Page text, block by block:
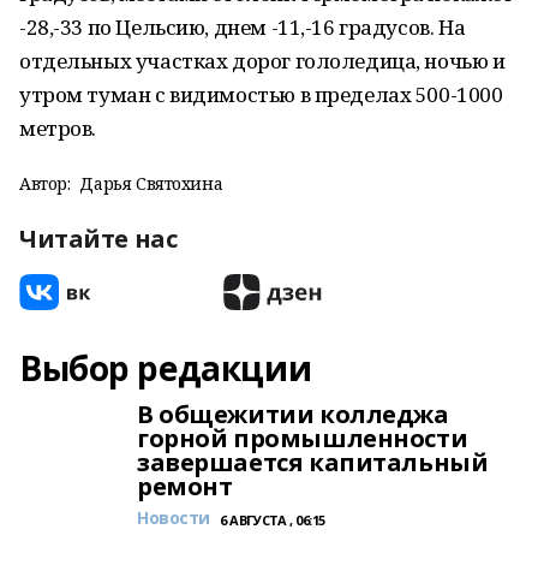
-28,-33 по Цельсию, днем -11,-16 градусов. На
отдельных участках дорог гололедица, ночью и
утром туман с видимостью в пределах 500-1000
метров.
Автор: Дарья Святохина
Читайте нас
Выбор редакции
В общежитии колледжа
горной промышленности
завершается капитальный
ремонт
Новости 6 АВГУСТА , 06:15